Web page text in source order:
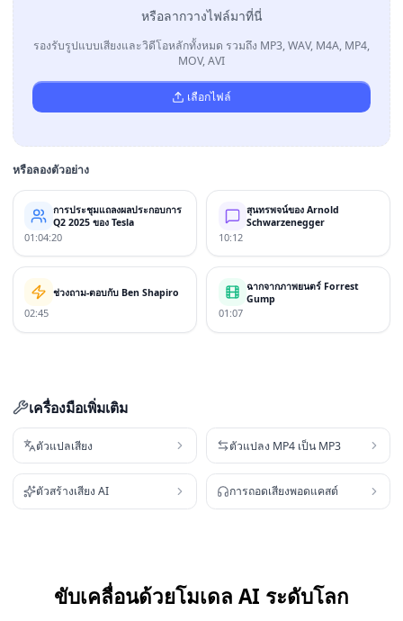
หรือลากวางไฟล์มาที่นี่
รองรับรูปแบบเสียงและวิดีโอหลักทั้งหมด รวมถึง MP3, WAV, M4A, MP4,
MOV, AVI
เลือกไฟล์
หรือลองตัวอย่าง
การประชุมแถลงผลประกอบการ
Q2 2025 ของ Tesla
01:04:20
สุนทรพจน์ของ Arnold
Schwarzenegger
10:12
ช่วงถาม-ตอบกับ Ben Shapiro
02:45
ฉากจากภาพยนตร์ Forrest
Gump
01:07
เครื่องมือเพิ่มเติม
ตัวแปลเสียง ตัวแปลง MP4 เป็น MP3
ตัวสร้างเสียง AI การถอดเสียงพอดแคสต์
ขับเคลื่อนด้วยโมเดล AI ระดับโลก